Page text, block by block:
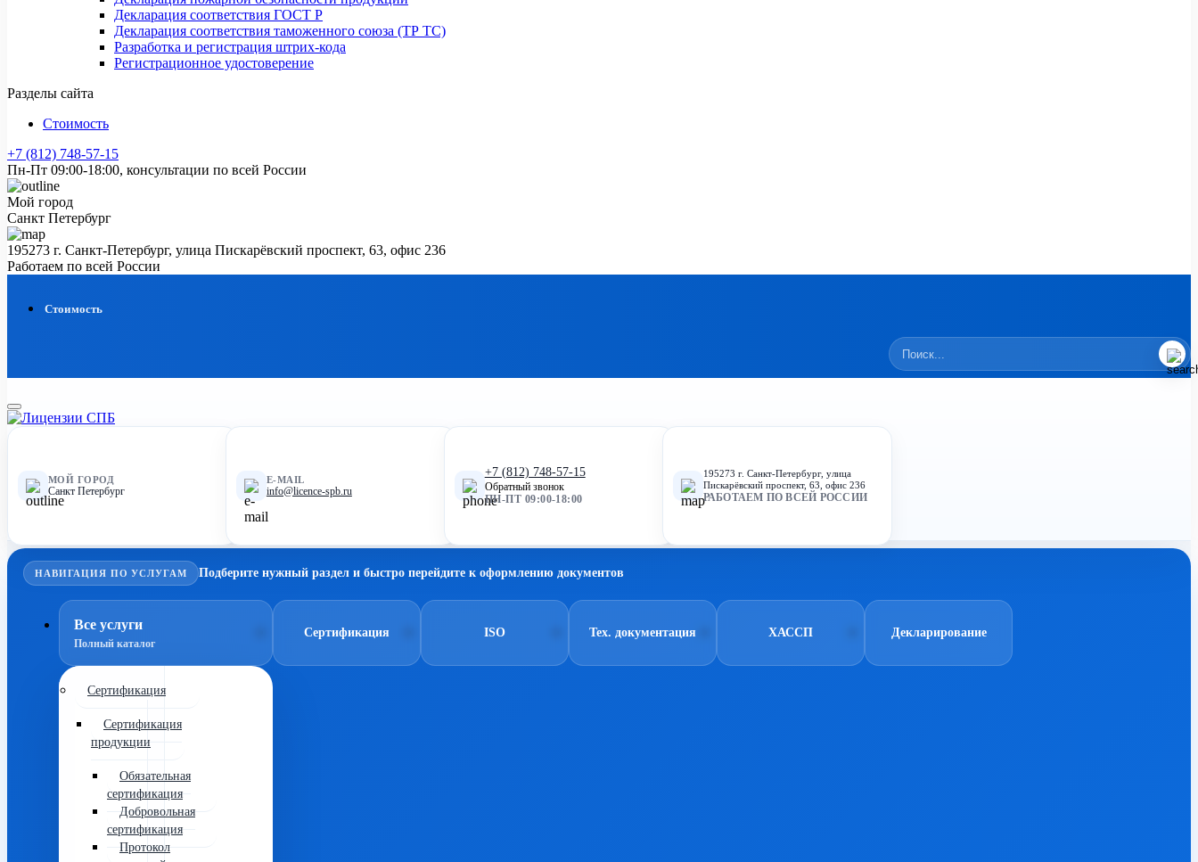
Декларация соответствия ГОСТ Р
Декларация соответствия таможенного союза (ТР ТС)
Разработка и регистрация штрих-кода
Регистрационное удостоверение
Разделы сайта
Стоимость
+7 (812) 748-57-15
Пн-Пт 09:00-18:00, консультации по всей России
Мой город
Санкт Петербург
195273 г. Санкт-Петербург, улица Пискарёвский проспект, 63, офис 236
Работаем по всей России
Стоимость
МОЙ ГОРОД
Санкт Петербург
E-MAIL
info@licence-spb.ru
+7 (812) 748-57-15
Обратный звонок
ПН-ПТ 09:00-18:00
195273 г. Санкт-Петербург, улица
Пискарёвский проспект, 63, офис 236
РАБОТАЕМ ПО ВСЕЙ РОССИИ
НАВИГАЦИЯ ПО УСЛУГАМ Подберите нужный раздел и быстро перейдите к оформлению документов
Все услуги
Полный каталог
Сертификация
Сертификация
продукции
Обязательная
сертификация
Добровольная
сертификация
Протокол
Сертификация ISO Тех. документация ХАССП Декларирование